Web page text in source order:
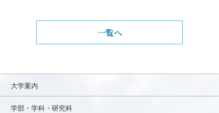
一覧へ
大学案内
学部・学科・研究科